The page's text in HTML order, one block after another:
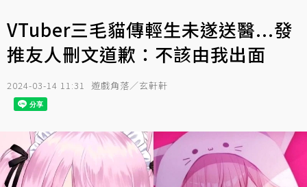
VTuber三毛貓傳輕生未遂送醫...發
推友人刪文道歉：不該由我出面
2024-03-14 11:31 遊戲角落／玄軒軒